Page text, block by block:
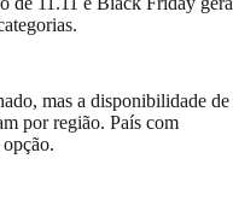
mas a disponibilidade de
por região. País com